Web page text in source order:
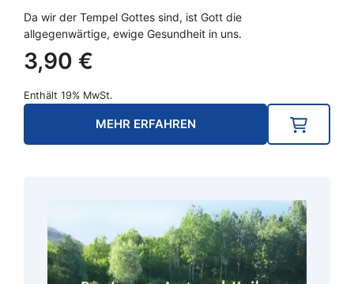
Da wir der Tempel Gottes sind, ist Gott die
allgegenwärtige, ewige Gesundheit in uns.
3,90 €
Enthält 19% MwSt.
MEHR ERFAHREN